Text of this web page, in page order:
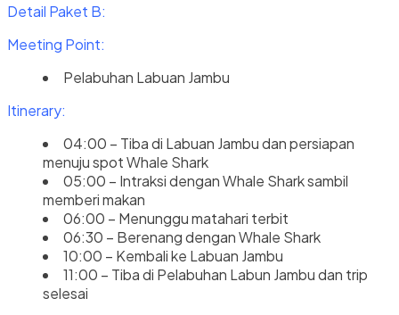
Detail Paket B:
Meeting Point:
Pelabuhan Labuan Jambu
Itinerary:
04:00 – Tiba di Labuan Jambu dan persiapan
menuju spot Whale Shark
05:00 – Intraksi dengan Whale Shark sambil
memberi makan
06:00 – Menunggu matahari terbit
06:30 – Berenang dengan Whale Shark
10:00 – Kembali ke Labuan Jambu
11:00 – Tiba di Pelabuhan Labun Jambu dan trip
selesai